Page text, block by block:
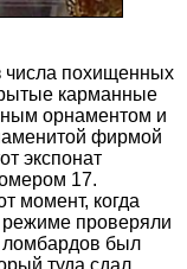
числа похищенных
карманные
орнаментом и
фирмой
экспонат
17.
момент, когда
проверяли
ломбардов был
туда сдал